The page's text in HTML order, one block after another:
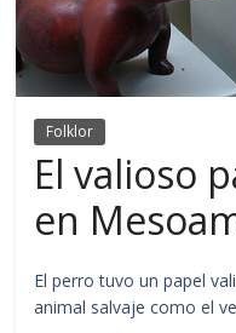
Folklor
El valioso
en
El perro tuvo un papel
animal salvaje como el